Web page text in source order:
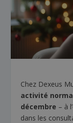
Chez Dexeus
activité
décembre – à
dans les